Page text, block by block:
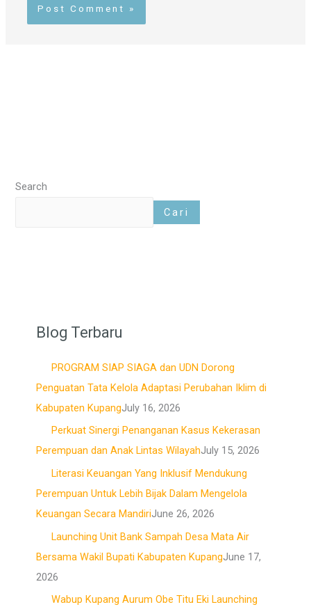
Search
Cari
Blog Terbaru
PROGRAM SIAP SIAGA dan UDN Dorong
Penguatan Tata Kelola Adaptasi Perubahan Iklim di
Kabupaten KupangJuly 16, 2026
Perkuat Sinergi Penanganan Kasus Kekerasan
Perempuan dan Anak Lintas WilayahJuly 15, 2026
Literasi Keuangan Yang Inklusif Mendukung
Perempuan Untuk Lebih Bijak Dalam Mengelola
Keuangan Secara MandiriJune 26, 2026
Launching Unit Bank Sampah Desa Mata Air
Bersama Wakil Bupati Kabupaten KupangJune 17,
2026
Wabup Kupang Aurum Obe Titu Eki Launching